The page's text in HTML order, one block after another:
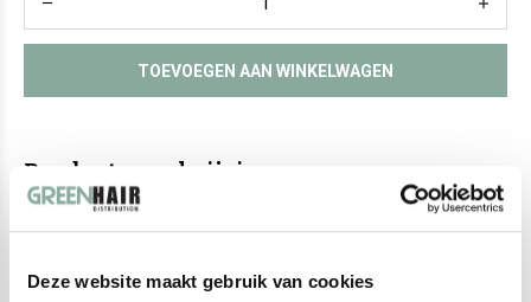
Deze website maakt gebruik van cookies
TOEVOEGEN AAN WINKELWAGEN
Productomschrijving
Deze snijklemmen van carbon, met een lengte van 8,5 cm, zijn
en stylingsessies. Gemaakt van duurzaam en lichtgewicht